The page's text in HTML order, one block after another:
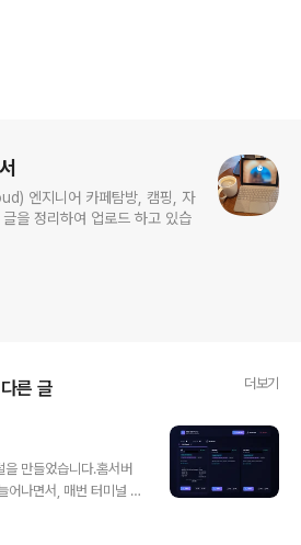
엔지니어 카페탐방, 캠핑, 자
을 정리하여 업로드 하고 있습
른 글 더보기
만들었습니다.홈서버
어나면서, 매번 터미널 앱
트 잘 쓰다가, 갑자기 안